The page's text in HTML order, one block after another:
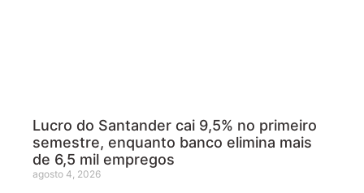
Lucro do Santander cai 9,5% no primeiro
semestre, enquanto banco elimina mais
de 6,5 mil empregos
agosto 4, 2026